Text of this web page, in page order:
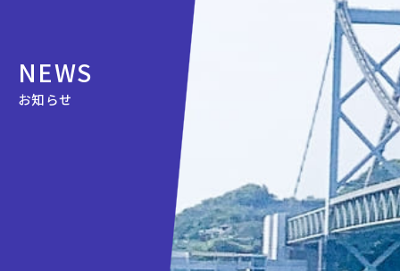
NEWS
お知らせ